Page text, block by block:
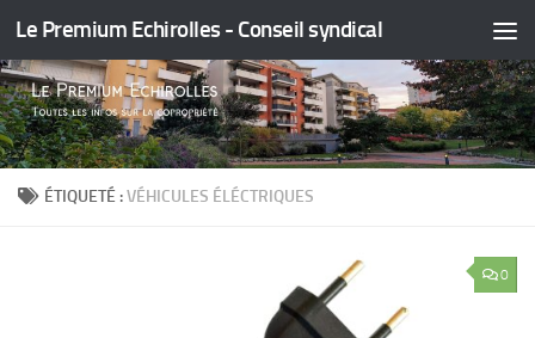
Skip to content
Le Premium Echirolles - Conseil syndical
ÉTIQUETÉ :VÉHICULES ÉLÉCTRIQUES
0